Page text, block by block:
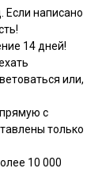
Если написано
14 дней!
или,
с
только
10 000